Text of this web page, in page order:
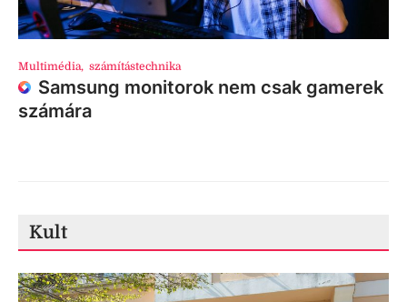
Multimédia, számítástechnika
Samsung monitorok nem csak gamerek
számára
Kult